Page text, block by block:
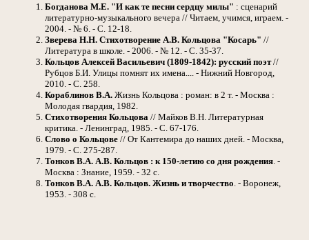
Богданова М.Е. "И как те песни сердцу милы" : сценарий
литературно-музыкального вечера // Читаем, учимся, играем. -
2004. - № 6. - С. 12-18.
Зверева Н.Н. Стихотворение А.В. Кольцова "Косарь" //
Литература в школе. - 2006. - № 12. - С. 35-37.
Кольцов Алексей Васильевич (1809-1842): русский поэт//
Рубцов Б.И. Улицы помнят их имена.... - Нижний Новгород,
2010. - С. 258.
Кораблинов В.А. Жизнь Кольцова : роман: в 2 т. - Москва :
Молодая гвардия, 1982.
Стихотворения Кольцова // Майков В.Н. Литературная
критика. - Ленинград, 1985. - С. 67-176.
Слово о Кольцове // От Кантемира до наших дней. - Москва,
1979. - С. 275-287.
Тонков В.А. А.В. Кольцов : к 150-летию со дня рождения . -
Москва : Знание, 1959. - 32 с.
Тонков В.А. А.В. Кольцов. Жизнь и творчество . - Воронеж,
1953. - 308 с.